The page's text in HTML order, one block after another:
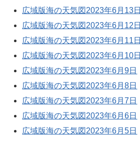
広域版海の天気図2023年6月13日
広域版海の天気図2023年6月12日
広域版海の天気図2023年6月11日
広域版海の天気図2023年6月10日
広域版海の天気図2023年6月9日
広域版海の天気図2023年6月8日
広域版海の天気図2023年6月7日
広域版海の天気図2023年6月6日
広域版海の天気図2023年6月5日